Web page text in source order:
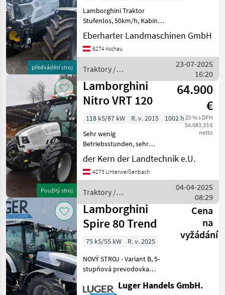
předváděcí stroj
Lamborghini Traktor
Stufenlos, 50km/h, Kabine
Vorderachse gefedert,
Frontsysthem, 4 Rad
Bremse, Klima, .... Pohon:
Bezstupňový
mechanizmus, Stano
Eberharter Landmaschinen GmbH
6274 Aschau
Traktory /
Lamborghini
23-07-2025
16:20
Použitý stroj
Lamborghini
Nitro VRT 120
64.900
€
20 % s DPH
54.083,33 €
netto
118 kS/87 kW R. v. 2015
1002 h
Sehr wenig
Betriebsstunden, sehr
gepflegt, Pohon: Pohon
všetkých kolies,
Bezstupňový
rušňovodiča: Vodičská
kabína, Vývodový hriadeľ
hnacieho hri
der Kern der Landtechnik e.U.
4273 Unterweißenbach
Traktory /
Lamborghini
04-04-2025
08:29
Lamborghini
Spire 80 Trend
Cena
na
vyžádání
75 kS/55 kW
R. v. 2025
NOVÝ STROJ - Variant B, 5-
stupňová prevodovka
redukčný pomer plazivej
Luger Handels GmbH.